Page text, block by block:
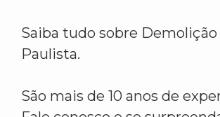
Saiba tudo sobre Demolição
Paulista.
São mais de 10 anos de